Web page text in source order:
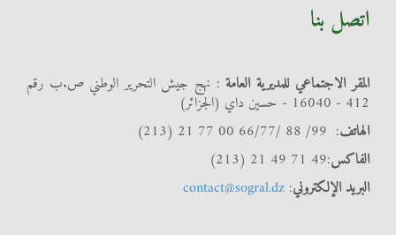
اتصل بنا
المقر الاجتماعي للمديرية العامة : نهج جيش التحرير الوطني ص.ب رقم
412 - 16040 - حسين داي (الجزائر)
الهاتف: 99/ 88 /66/77 00 77 21 (213)
الفاكس:49 71 49 21 (213)
البريد الإلكتروني:
contact@sogral.dz